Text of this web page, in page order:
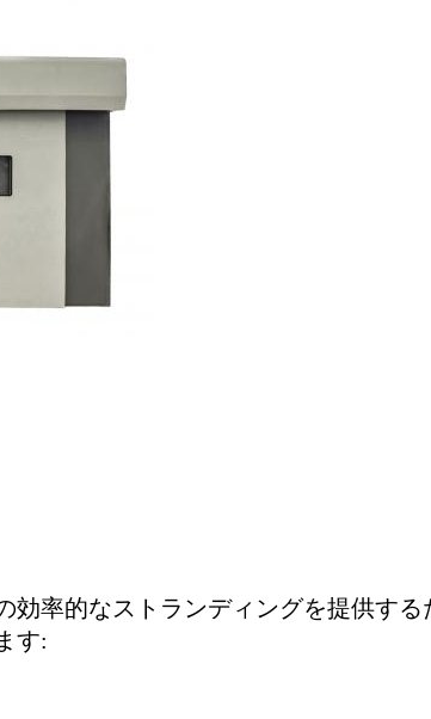
率的なストランディングを提供す
す: